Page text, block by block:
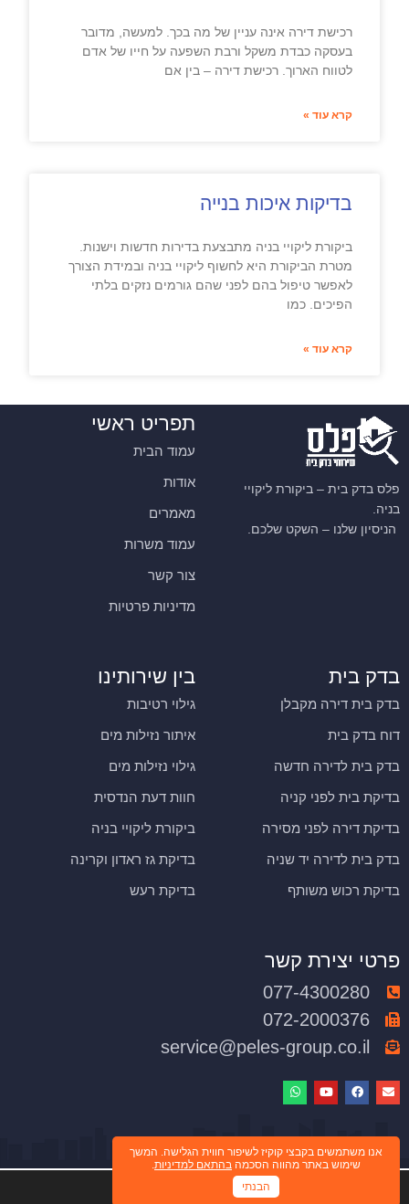
רכישת דירה אינה עניין של מה בכך. למעשה, מדובר
בעסקה כבדת משקל ורבת השפעה על חייו של אדם
לטווח הארוך. רכישת דירה – בין אם
קרא עוד »
בדיקות איכות בנייה
ביקורת ליקויי בניה מתבצעת בדירות חדשות וישנות.
מטרת הביקורת היא לחשוף ליקויי בניה ובמידת הצורך
לאפשר טיפול בהם לפני שהם גורמים נזקים בלתי
הפיכים. כמו
קרא עוד »
פלס בדק בית – ביקורת ליקויי
בניה.
הניסיון שלנו – השקט שלכם.
תפריט ראשי
עמוד הבית
אודות
מאמרים
עמוד משרות
צור קשר
מדיניות פרטיות
בדק בית
בדק בית דירה מקבלן
דוח בדק בית
בדק בית לדירה חדשה
בדיקת בית לפני קניה
בדיקת דירה לפני מסירה
בדק בית לדירה יד שניה
בדיקת רכוש משותף
בין שירותינו
גילוי רטיבות
איתור נזילות מים
גילוי נזילות מים
חוות דעת הנדסית
ביקורת ליקויי בניה
בדיקת גז ראדון וקרינה
בדיקת רעש
פרטי יצירת קשר
077-4300280
072-2000376
service@peles-group.co.il
אנו משתמשים בקבצי קוקיז לשיפור חווית הגלישה. המשך
שימוש באתר מהווה הסכמה בהתאם למדיניות.
הבנתי© כל הזכויות שמורות